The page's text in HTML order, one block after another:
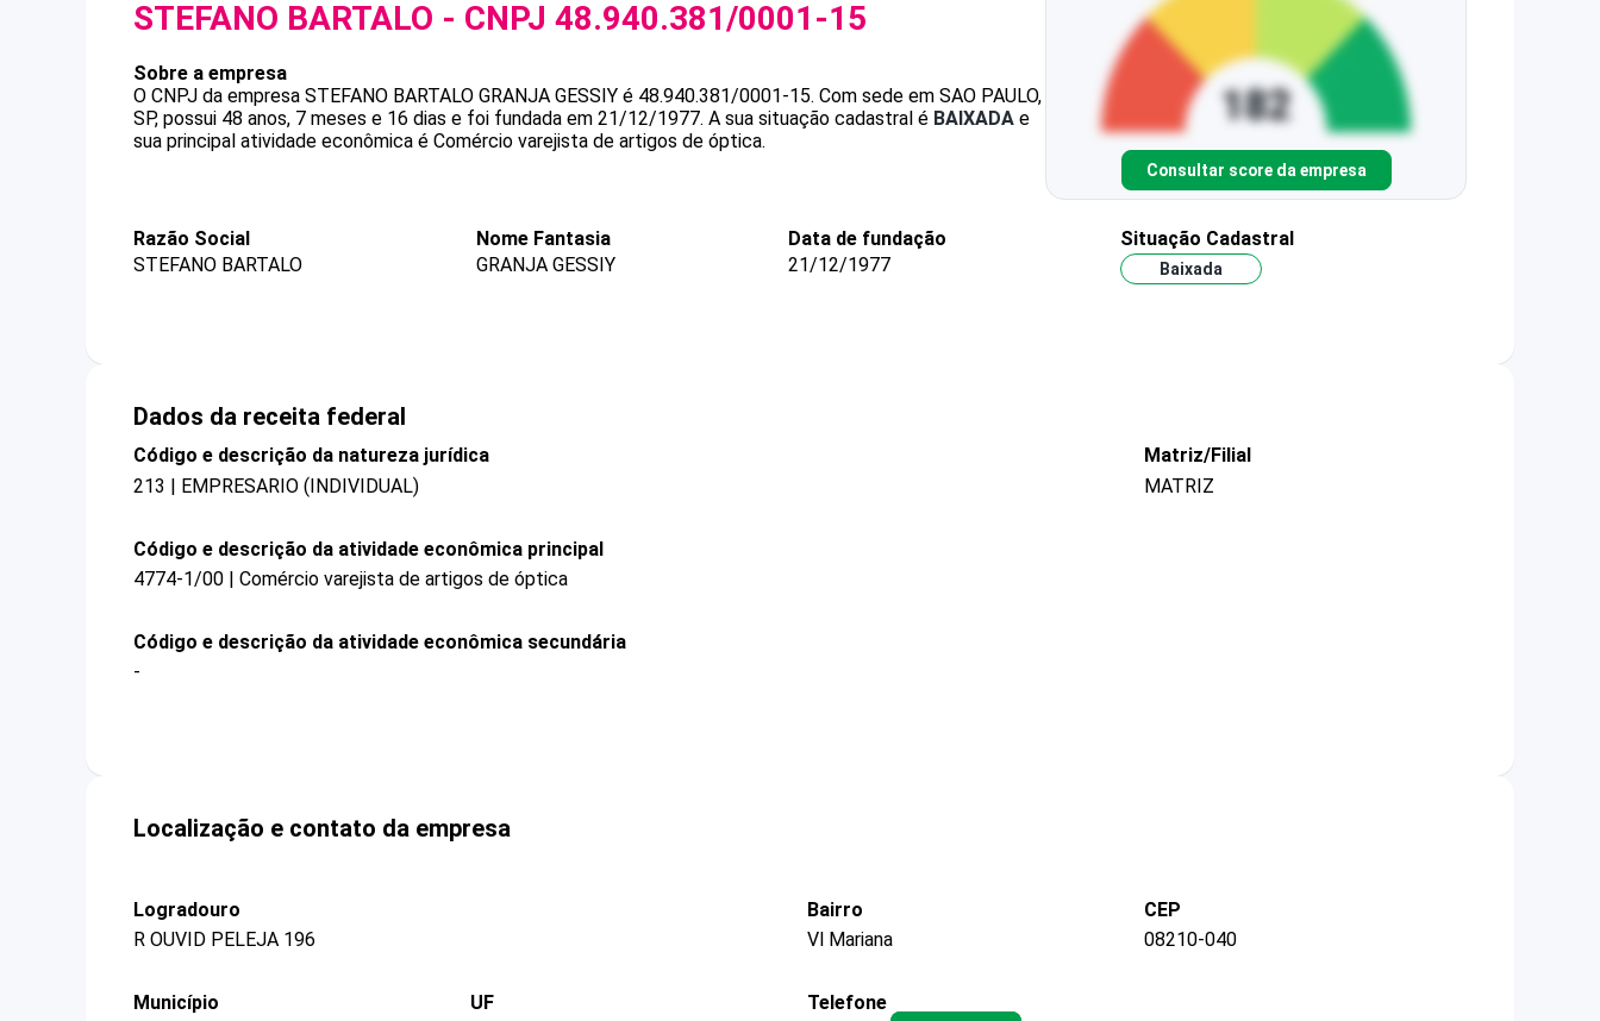
STEFANO BARTALO - CNPJ 48.940.381/0001-15
Sobre a empresa
O CNPJ da empresa STEFANO BARTALO GRANJA GESSIY é 48.940.381/0001-15. Com sede em SAO PAULO,
SP, possui 48 anos, 7 meses e 16 dias e foi fundada em 21/12/1977. A sua situação cadastral é BAIXADA e
sua principal atividade econômica é Comércio varejista de artigos de óptica.
Consultar score da empresa
Razão Social
STEFANO BARTALO
Nome Fantasia
GRANJA GESSIY
Data de fundação
21/12/1977
Situação Cadastral
Baixada
Dados da receita federal
Código e descrição da natureza jurídica
213 | EMPRESARIO (INDIVIDUAL)
Matriz/Filial
MATRIZ
Código e descrição da atividade econômica principal
4774-1/00 | Comércio varejista de artigos de óptica
Código e descrição da atividade econômica secundária
-
Localização e contato da empresa
Logradouro
R OUVID PELEJA 196
Bairro
Vl Mariana
CEP
08210-040
Município
UF
Telefone